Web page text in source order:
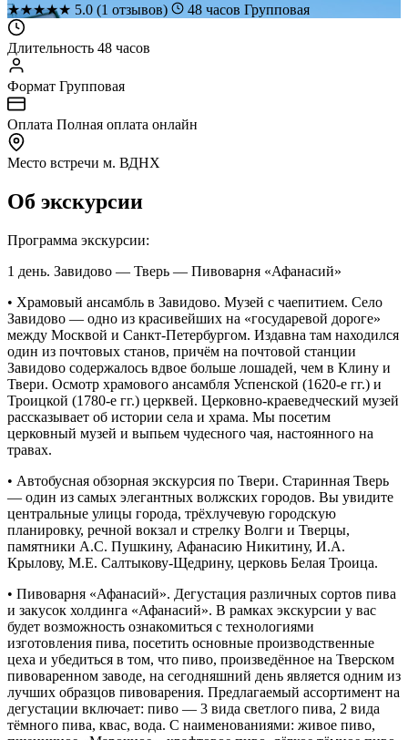
★★★★★ 5.0 (1 отзывов) 48 часов Групповая
Длительность 48 часов
Формат Групповая
Оплата Полная оплата онлайн
Место встречи м. ВДНХ
Об экскурсии
Программа экскурсии:
1 день. Завидово — Тверь — Пивоварня «Афанасий»
• Храмовый ансамбль в Завидово. Музей с чаепитием. Село
Завидово — одно из красивейших на «государевой дороге»
между Москвой и Санкт-Петербургом. Издавна там находился
один из почтовых станов, причём на почтовой станции
Завидово содержалось вдвое больше лошадей, чем в Клину и
Твери. Осмотр храмового ансамбля Успенской (1620-е гг.) и
Троицкой (1780-е гг.) церквей. Церковно-краеведческий музей
рассказывает об истории села и храма. Мы посетим
церковный музей и выпьем чудесного чая, настоянного на
травах.
• Автобусная обзорная экскурсия по Твери. Старинная Тверь
— один из самых элегантных волжских городов. Вы увидите
центральные улицы города, трёхлучевую городскую
планировку, речной вокзал и стрелку Волги и Тверцы,
памятники А.С. Пушкину, Афанасию Никитину, И.А.
Крылову, М.Е. Салтыкову-Щедрину, церковь Белая Троица.
• Пивоварня «Афанасий». Дегустация различных сортов пива
и закусок холдинга «Афанасий». В рамках экскурсии у вас
будет возможность ознакомиться с технологиями
изготовления пива, посетить основные производственные
цеха и убедиться в том, что пиво, произведённое на Тверском
пивоваренном заводе, на сегодняшний день является одним из
лучших образцов пивоварения. Предлагаемый ассортимент на
дегустации включает: пиво — 3 вида светлого пива, 2 вида
тёмного пива, квас, вода. С наименованиями: живое пиво,